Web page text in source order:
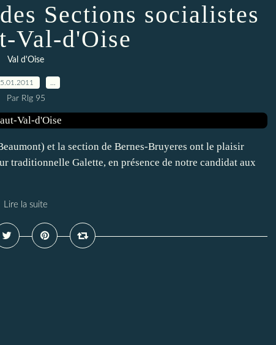
Sections socialistes
Val-d'Oise
Val d'Oise
Par Rlg 95
et la section de Bernes-Bruyeres ont le plaisir
traditionnelle Galette, en présence de notre candidat aux
Lire la suite